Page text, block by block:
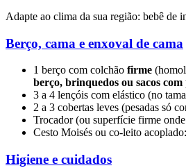
Adapte ao clima da sua região: bebê de
Berço, cama e enxoval de cama
1 berço com colchão firme
berço, brinquedos ou sacos com
3 a 4 lençóis com elástico (no
2 a 3 cobertas leves (pesadas só
Trocador (ou superfície firme
Cesto Moisés ou co-leito acoplado:
Higiene e cuidados